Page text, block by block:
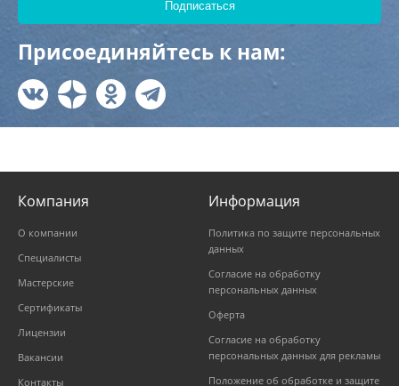
Присоединяйтесь к нам:
Компания
О компании
Специалисты
Мастерские
Сертификаты
Лицензии
Вакансии
Контакты
Информация
Политика по защите персональных
данных
Согласие на обработку
персональных данных
Оферта
Согласие на обработку
персональных данных для рекламы
Положение об обработке и защите